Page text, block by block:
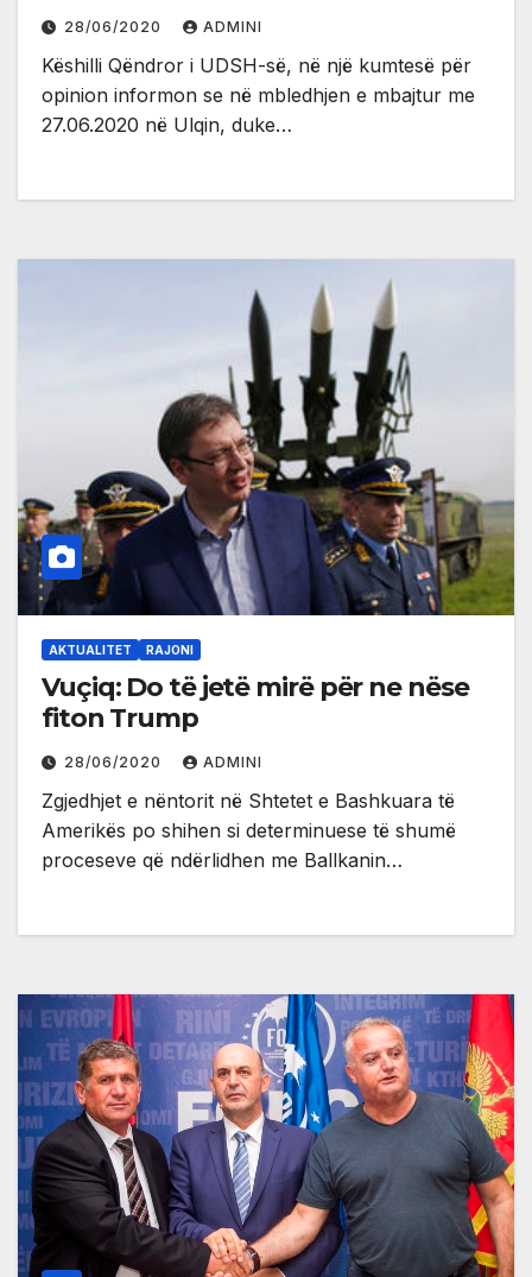
28/06/2020 ADMINI
Këshilli Qëndror i UDSH-së, në një kumtesë për
opinion informon se në mbledhjen e mbajtur me
27.06.2020 në Ulqin, duke…
AKTUALITET RAJONI
Vuçiq: Do të jetë mirë për ne nëse
fiton Trump
28/06/2020 ADMINI
Zgjedhjet e nëntorit në Shtetet e Bashkuara të
Amerikës po shihen si determinuese të shumë
proceseve që ndërlidhen me Ballkanin…